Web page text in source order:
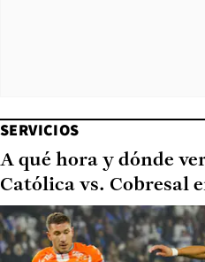
SERVICIOS
A qué hora y dónde
Católica vs. Cobresal